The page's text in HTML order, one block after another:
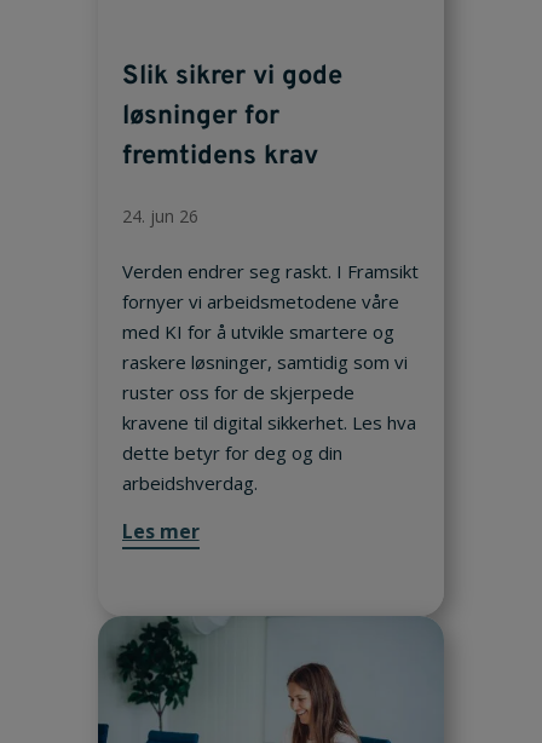
Slik sikrer vi gode
løsninger for
fremtidens krav
24. jun 26
Verden endrer seg raskt. I Framsikt
fornyer vi arbeidsmetodene våre
med KI for å utvikle smartere og
raskere løsninger, samtidig som vi
ruster oss for de skjerpede
kravene til digital sikkerhet. Les hva
dette betyr for deg og din
arbeidshverdag.
Les mer